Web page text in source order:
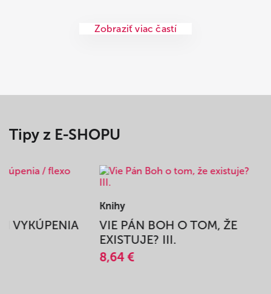
Zobraziť viac častí
Tipy z E-SHOPU
VYKÚPENIA
Knihy
VIE PÁN BOH O TOM, ŽE
EXISTUJE? III.
8,64 €